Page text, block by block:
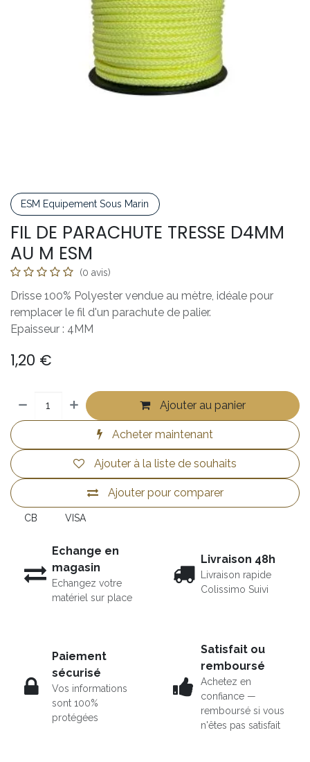
ESM Equipement Sous Marin
FIL DE PARACHUTE TRESSE D4MM
AU M ESM
(0 avis)
Drisse 100% Polyester vendue au mètre, idéale pour
remplacer le fil d'un parachute de palier.
Epaisseur : 4MM
1,20 €
Ajouter au panier
Acheter maintenant
Ajouter pour comparer
Ajouter à la liste de souhaits
CB VISA
Echange en
magasin
Echangez votre
matériel sur place
Livraison 48h
Livraison rapide
Colissimo Suivi
Paiement
sécurisé
Vos informations
sont 100%
protégées
Satisfait ou
remboursé
Achetez en
confiance —
remboursé si vous
n'êtes pas satisfait